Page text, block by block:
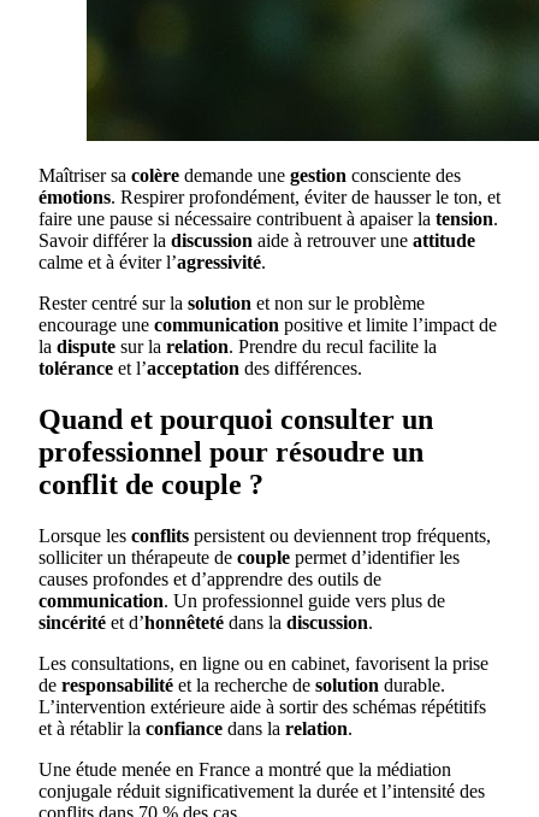
Maîtriser sa colère demande une gestion consciente des
émotions. Respirer profondément, éviter de hausser le ton, et
faire une pause si nécessaire contribuent à apaiser la tension.
Savoir différer la discussion aide à retrouver une attitude
calme et à éviter l’agressivité.
Rester centré sur la solution et non sur le problème
encourage une communication positive et limite l’impact de
la dispute sur la relation. Prendre du recul facilite la
tolérance et l’acceptation des différences.
Quand et pourquoi consulter un
professionnel pour résoudre un
conflit de couple ?
Lorsque les conflits persistent ou deviennent trop fréquents,
solliciter un thérapeute de couple permet d’identifier les
causes profondes et d’apprendre des outils de
communication. Un professionnel guide vers plus de
sincérité et d’honnêteté dans la discussion.
Les consultations, en ligne ou en cabinet, favorisent la prise
de responsabilité et la recherche de solution durable.
L’intervention extérieure aide à sortir des schémas répétitifs
et à rétablir la confiance dans la relation.
Une étude menée en France a montré que la médiation
conjugale réduit significativement la durée et l’intensité des
conflits dans 70 % des cas.